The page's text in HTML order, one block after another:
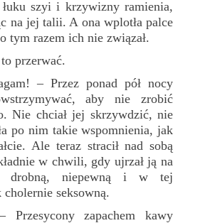
łuku szyi i krzywizny ramienia,
na jej talii. A ona wplotła palce
tym razem ich nie związał.
przerwać.
– Przez ponad pół nocy
aby nie zrobić
Nie chciał jej skrzywdzić, nie
po nim takie wspomnienia, jak
Ale teraz stracił nad sobą
w chwili, gdy ujrzał ją na
drobną, niepewną i w tej
seksowną.
Przesycony zapachem kawy